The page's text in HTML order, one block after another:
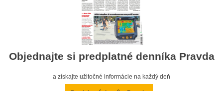
Objednajte si predplatné denníka Pravda
a získajte užitočné informácie na každý deň